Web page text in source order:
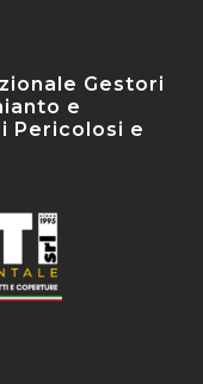
Gestori
e
Pericolosi e